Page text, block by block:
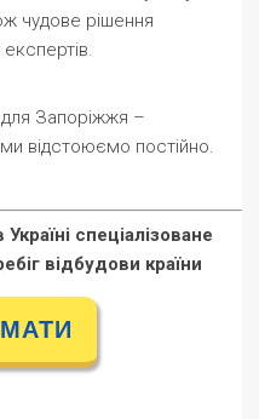
чудове рішення
для Запоріжжя –
відстоюємо постійно.
спеціалізоване
відбудови країни